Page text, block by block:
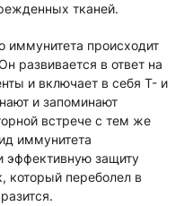
тканей.
иммунитета происходит
развивается в ответ на
и включает в себя Т- и
и запоминают
встрече с тем же
иммунитета
эффективную защиту
который переболел в